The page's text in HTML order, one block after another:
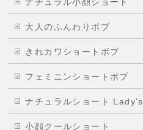
ナチュラル小顔ショート
大人のふんわりボブ
きれカワショートボブ
フェミニンショートボブ
ナチュラルショート Lady’s
小顔クールショート